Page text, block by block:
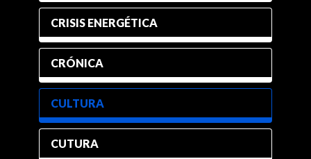
CRISIS ENERGÉTICA
CRÓNICA
CULTURA
CUTURA